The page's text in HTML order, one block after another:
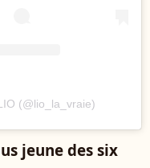
(@lio_la_vraie)
jeune des six